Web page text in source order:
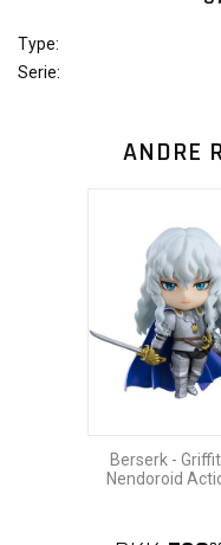
Type:
Serie:
ANDRE
Berserk -
Nendoroid